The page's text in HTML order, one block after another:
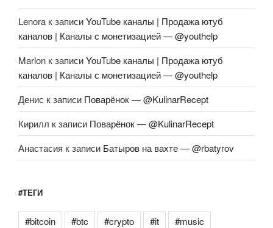
Lenora к записиYouTube каналы | Продажа ютуб
каналов | Каналы с монетизацией — @youthelp
Marlon к записиYouTube каналы | Продажа ютуб
каналов | Каналы с монетизацией — @youthelp
Денис к записи Поварёнок — @KulinarRecept
Кирилл к записи Поварёнок — @KulinarRecept
Анастасия к записи Батыров на вахте — @rbatyrov
#ТЕГИ
#bitcoin #btc #crypto #it
#music